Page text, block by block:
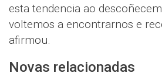
esta tendencia ao
voltemos a encontrarnos e
afirmou.
Novas relacionadas